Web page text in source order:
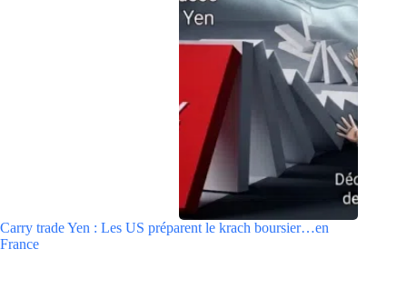
Carry trade Yen : Les US préparent le krach boursier…en
France